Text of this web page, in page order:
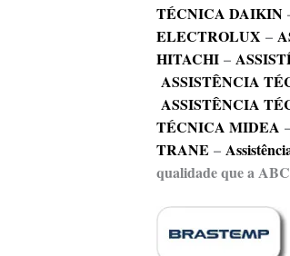
TÉCNICA DAIKIN
ELECTROLUX –
HITACHI –
ASSISTÊNCIA
ASSISTÊNCIA
TÉCNICA MIDEA
TRANE –
qualidade que a